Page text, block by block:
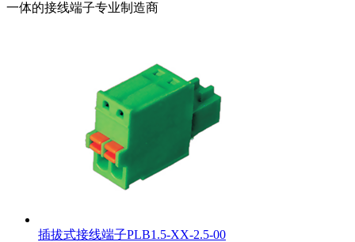
一体的接线端子专业制造商
插拔式接线端子PLB1.5-XX-2.5-00